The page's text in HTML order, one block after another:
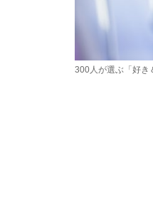
300人が選ぶ「好き